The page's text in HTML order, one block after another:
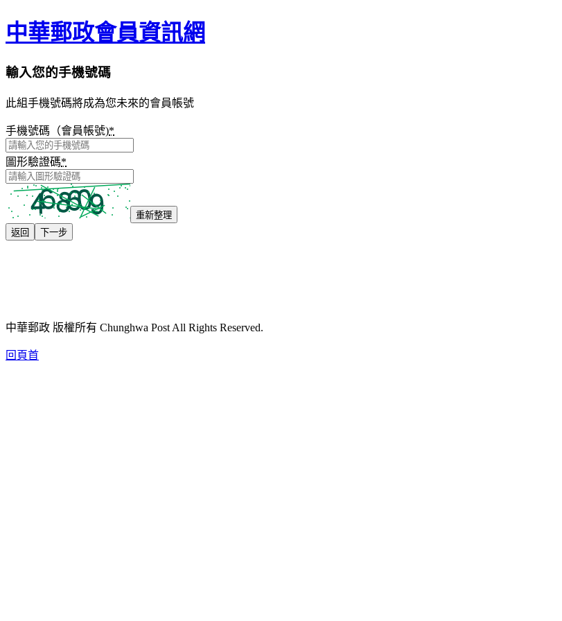
中華郵政會員資訊網
輸入您的手機號碼
此組手機號碼將成為您未來的會員帳號
手機號碼（會員帳號)*
圖形驗證碼*
重新整理
返回
下一步
中華郵政 版權所有 Chunghwa Post All Rights Reserved.
回頁首